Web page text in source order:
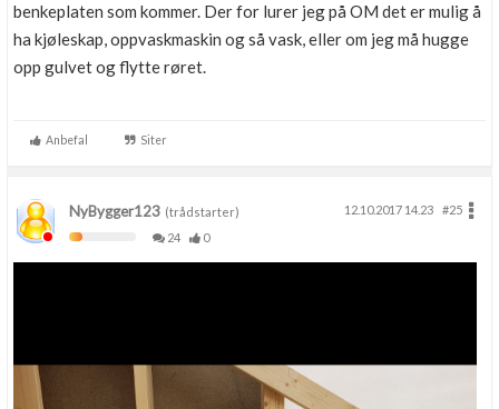
benkeplaten som kommer. Der for lurer jeg på OM det er mulig å
ha kjøleskap, oppvaskmaskin og så vask, eller om jeg må hugge
opp gulvet og flytte røret.
Anbefal Siter
NyBygger123 (trådstarter) 12.10.2017 14.23
#25
24
0